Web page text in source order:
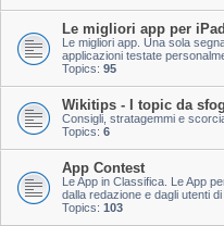
Le migliori app per
Le migliori app. Una sola
applicazioni testate
Topics: 95
Wikitips - I topic da
Consigli, stratagemmi e
Topics: 6
App Contest
Le App in Classifica. Le App
dalla redazione e dagli utenti
Topics: 103